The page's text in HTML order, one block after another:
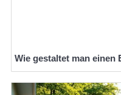
Wie gestaltet man einen